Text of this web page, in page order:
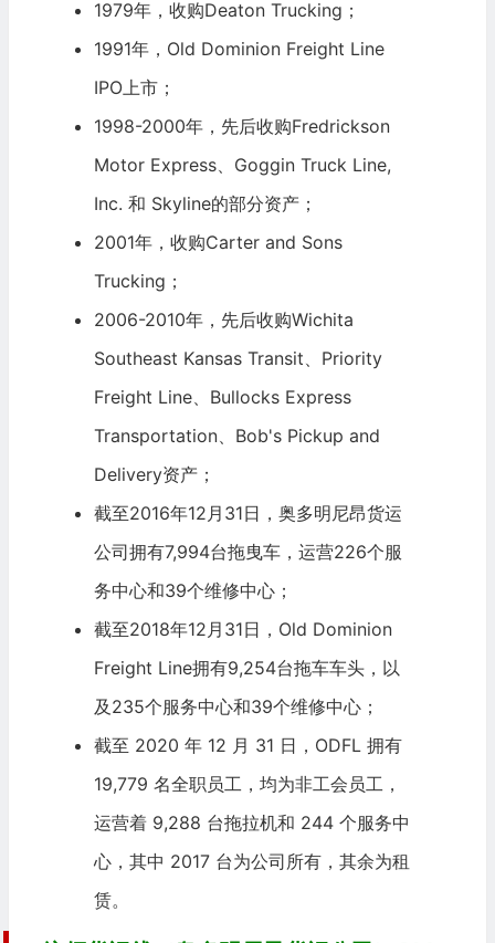
1979年，收购Deaton Trucking；
1991年，Old Dominion Freight Line
IPO上市；
1998-2000年，先后收购Fredrickson
Motor Express、Goggin Truck Line,
Inc. 和 Skyline的部分资产；
2001年，收购Carter and Sons
Trucking；
2006-2010年，先后收购Wichita
Southeast Kansas Transit、Priority
Freight Line、Bullocks Express
Transportation、Bob's Pickup and
Delivery资产；
截至2016年12月31日， 奥多明尼昂货运
公司拥有7,994台拖曳车，运营226个服
务中心和39个维修中心；
截至2018年12月31日，Old Dominion
Freight Line拥有9,254台拖车车头，以
及235个服务中心和39个维修中心；
截至 2020 年 12 月 31 日，ODFL 拥有
19,779 名全职员工，均为非工会员工，
运营着 9,288 台拖拉机和 244 个服务中
心，其中 2017 台为公司所有，其余为租
赁。